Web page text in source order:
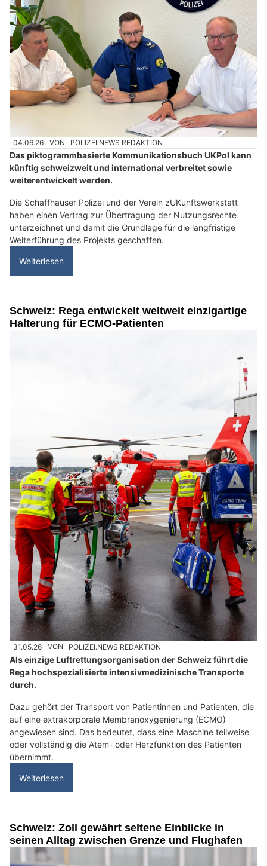
04.06.26 VON POLIZEI.NEWS REDAKTION
Das piktogrammbasierte Kommunikationsbuch UKPol kann
künftig schweizweit und international verbreitet sowie
weiterentwickelt werden.
Die Schaffhauser Polizei und der Verein zUKunftswerkstatt
haben einen Vertrag zur Übertragung der Nutzungsrechte
unterzeichnet und damit die Grundlage für die langfristige
Weiterführung des Projekts geschaffen.
Weiterlesen
Schweiz: Rega entwickelt weltweit einzigartige
Halterung für ECMO-Patienten
31.05.26 VON POLIZEI.NEWS REDAKTION
Als einzige Luftrettungsorganisation der Schweiz führt die
Rega hochspezialisierte intensivmedizinische Transporte
durch.
Dazu gehört der Transport von Patientinnen und Patienten, die
auf eine extrakorporale Membranoxygenierung (ECMO)
angewiesen sind. Das bedeutet, dass eine Maschine teilweise
oder vollständig die Atem- oder Herzfunktion des Patienten
übernimmt.
Weiterlesen
Schweiz: Zoll gewährt seltene Einblicke in
seinen Alltag zwischen Grenze und Flughafen